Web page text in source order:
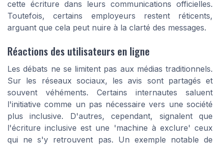
cette écriture dans leurs communications officielles.
Toutefois, certains employeurs restent réticents,
arguant que cela peut nuire à la clarté des messages.
Réactions des utilisateurs en ligne
Les débats ne se limitent pas aux médias traditionnels.
Sur les réseaux sociaux, les avis sont partagés et
souvent véhéments. Certains internautes saluent
l'initiative comme un pas nécessaire vers une société
plus inclusive. D'autres, cependant, signalent que
l'écriture inclusive est une 'machine à exclure' ceux
qui ne s'y retrouvent pas. Un exemple notable de